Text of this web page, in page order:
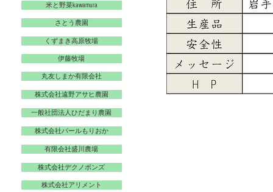
米と野菜kawamura
さとう農園
くずまき高原牧場
伊藤牧場
丸友しまか有限会社
株式会社遠野アサヒ農園
一般社団法人ひだまり農園
株式会社パールもりおか
有限会社盛川農場
株式会社デクノボンズ
株式会社アリメント